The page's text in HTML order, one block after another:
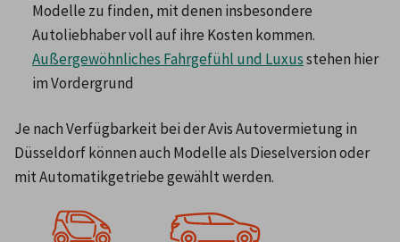
Modelle zu finden, mit denen insbesondere
Autoliebhaber voll auf ihre Kosten kommen.
Außergewöhnliches Fahrgefühl und Luxus stehen hier
im Vordergrund
Je nach Verfügbarkeit bei der Avis Autovermietung in
Düsseldorf können auch Modelle als Dieselversion oder
mit Automatikgetriebe gewählt werden.